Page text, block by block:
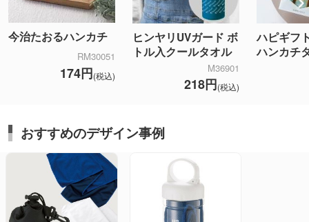
今治たおるハンカチ
RM30051
174円(税込)
ヒンヤリUVガード ボ
トル入クールタオル
M36901
218円(税込)
ハピギフ
ハンカチ
おすすめのデザイン事例